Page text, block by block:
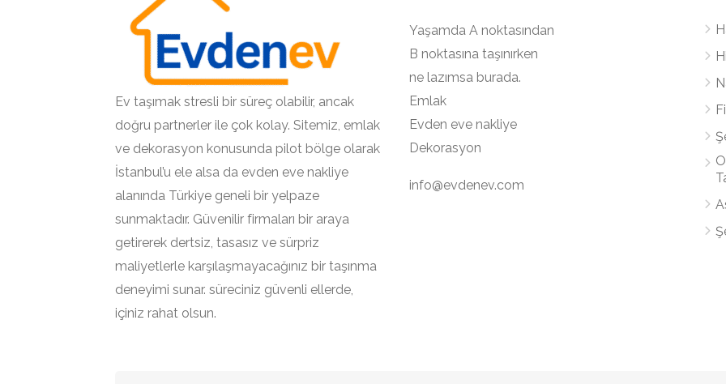
Ev taşımak stresli bir süreç olabilir, ancak
doğru partnerler ile çok kolay. Sitemiz, emlak
ve dekorasyon konusunda pilot bölge olarak
İstanbul’u ele alsa da evden eve nakliye
alanında Türkiye geneli bir yelpaze
sunmaktadır. Güvenilir firmaları bir araya
getirerek dertsiz, tasasız ve sürpriz
maliyetlerle karşılaşmayacağınız bir taşınma
deneyimi sunar. süreciniz güvenli ellerde,
içiniz rahat olsun.
Yaşamda A noktasından
B noktasına taşınırken
ne lazımsa burada.
Emlak
Evden eve nakliye
Dekorasyon
info@evdenev.com